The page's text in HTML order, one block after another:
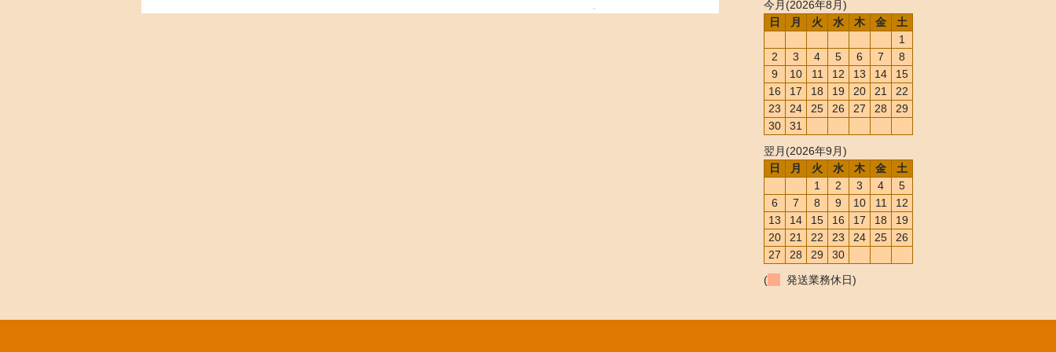
今月(2026年8月)
日
月 火 水 木 金
土
1
2
3 4 5 6 7
8
9
10 11 12 13 14
15
16
17 18 19 20 21
22
23
24 25 26 27 28
29
30
31
翌月(2026年9月)
日
月 火 水 木 金
土
1
2 3 4
5
6
7 8 9 10 11
12
13
14 15 16 17 18
19
20
21 22 23 24 25
26
27
28 29
30
(
発送業務休日)